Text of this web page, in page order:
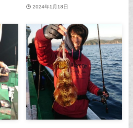
2024年1月18日